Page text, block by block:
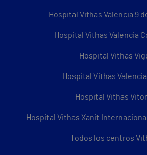
Hospital Vithas Valencia 9
Hospital Vithas Valencia
Hospital Vithas
Hospital Vithas
Hospital Vithas
Hospital Vithas Xanit
Todos los centros